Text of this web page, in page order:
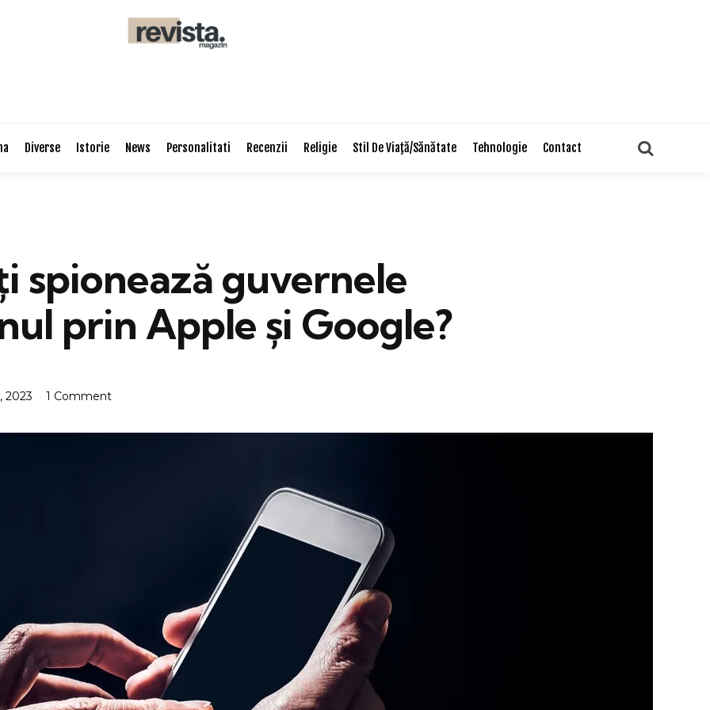
Diverse Istorie News Personalitati Recenzii Religie Stil De Viaţă/Sănătate Tehnologie Contact
spionează guvernele
prin Apple și Google?
2023
1 Comment